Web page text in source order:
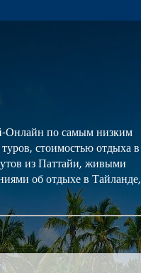
Онлайн по самым низким
стоимостью отдыха в
из Паттайи, живыми
об отдыхе в Тайланде,